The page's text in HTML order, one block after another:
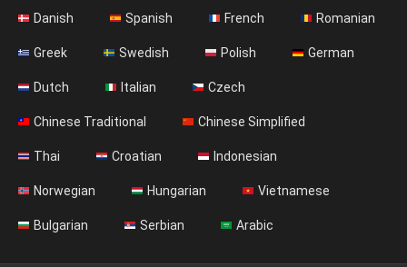
Danish Spanish French Romanian
Greek Swedish Polish German
Dutch Italian Czech
Chinese Traditional Chinese Simplified
Thai Croatian Indonesian
Norwegian Hungarian Vietnamese
Bulgarian Serbian Arabic